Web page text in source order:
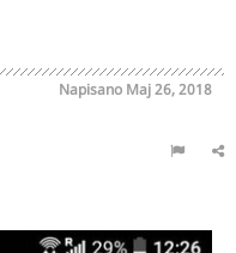
Napisano Maj 26, 2018